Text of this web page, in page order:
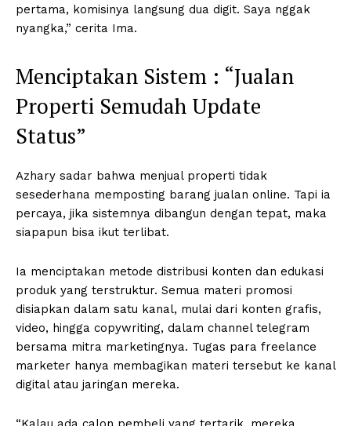
pertama, komisinya langsung dua digit. Saya nggak
nyangka,” cerita Ima.
Menciptakan Sistem : “Jualan
Properti Semudah Update
Status”
Azhary sadar bahwa menjual properti tidak
sesederhana memposting barang jualan online. Tapi ia
percaya, jika sistemnya dibangun dengan tepat, maka
siapapun bisa ikut terlibat.
Ia menciptakan metode distribusi konten dan edukasi
produk yang terstruktur. Semua materi promosi
disiapkan dalam satu kanal, mulai dari konten grafis,
video, hingga copywriting, dalam channel telegram
bersama mitra marketingnya. Tugas para freelance
marketer hanya membagikan materi tersebut ke kanal
digital atau jaringan mereka.